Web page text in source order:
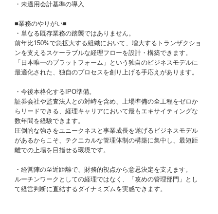
・未適用会計基準の導入
■業務のやりがい■
・単なる既存業務の踏襲ではありません。
前年比150%で急拡大する組織において、増大するトランザクショ
ンを支えるスケーラブルな経理フローを設計・構築できます。
「日本唯一のプラットフォーム」という独自のビジネスモデルに
最適化された、独自のプロセスを創り上げる手応えがあります。
・今後本格化するIPO準備。
証券会社や監査法人との対峙を含め、上場準備の全工程をゼロか
らリードできる、経理キャリアにおいて最もエキサイティングな
数年間を経験できます。
圧倒的な強さをユニークネスと事業成長を遂げるビジネスモデル
があるからこそ、テクニカルな管理体制の構築に集中し、最短距
離での上場を目指せる環境です。
・経営陣の至近距離で、財務的視点から意思決定を支えます。
ルーチンワークとしての経理ではなく、「攻めの管理部門」とし
て経営判断に直結するダイナミズムを実感できます。